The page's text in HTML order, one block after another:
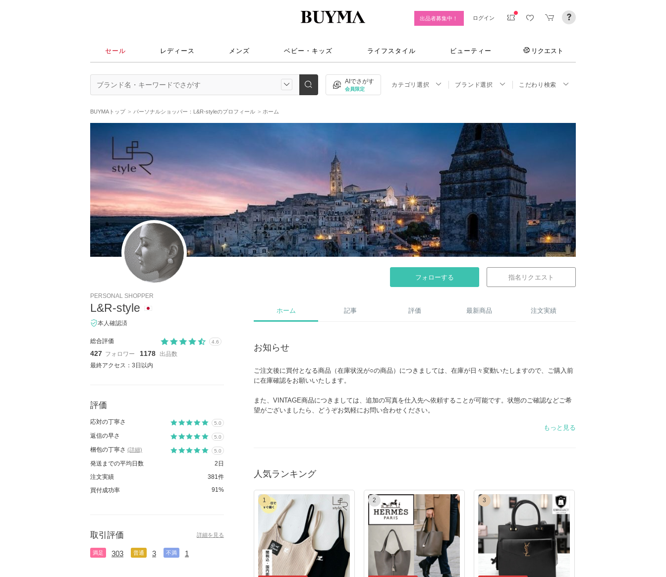
出品者募集中！ ログイン
セール レディース メンズ ベビー・キッズ ライフスタイル ビューティー リクエスト
AIでさがす
会員限定
カテゴリ選択 ブランド選択 こだわり検索
BUYMAトップ パーソナルショッパー：L&R-styleのプロフィール ホーム
フォローする 指名リクエスト
PERSONAL SHOPPER
L&R-style
本人確認済
総合評価 4.6
427 フォロワー 1178 出品数
最終アクセス：3日以内
評価
応対の丁寧さ 5.0
返信の早さ 5.0
梱包の丁寧さ (詳細) 5.0
発送までの平均日数
2日
注文実績
381件
買付成功率
91%
取引評価 詳細を見る
満足 303 普通 3 不満 1
ホーム 記事 評価 最新商品 注文実績
お知らせ
ご注文後に買付となる商品（在庫状況が○の商品）につきましては、在庫が日々変動いたしますので、ご購入前
に在庫確認をお願いいたします。
また、VINTAGE商品につきましては、追加の写真を仕入先へ依頼することが可能です。状態のご確認などご希
望がございましたら、どうぞお気軽にお問い合わせください。
もっと見る
人気ランキング
1 2 3